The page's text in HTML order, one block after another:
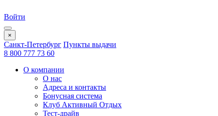
Войти
×
Санкт-Петербург Пункты выдачи
8 800 777 73 60
О компании
О нас
Адреса и контакты
Бонусная система
Клуб Активный Отдых
Тест-драйв